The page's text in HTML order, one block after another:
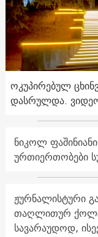
ოკუპირებულ
დასრულდა.
ნიკოლ
ურთიერთობები
ჟურნალისტური
თაღლითურ
სავარაუდოდ,